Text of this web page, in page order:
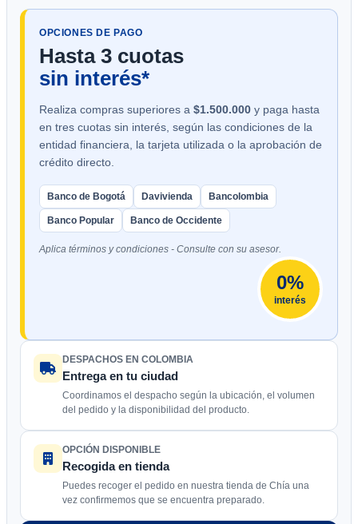
OPCIONES DE PAGO
Hasta 3 cuotas
sin interés*
Realiza compras superiores a $1.500.000 y paga hasta
en tres cuotas sin interés, según las condiciones de la
entidad financiera, la tarjeta utilizada o la aprobación de
crédito directo.
Banco de Bogotá Davivienda Bancolombia
Banco Popular Banco de Occidente
Aplica términos y condiciones - Consulte con su asesor.
0%
interés
DESPACHOS EN COLOMBIA
Entrega en tu ciudad
Coordinamos el despacho según la ubicación, el volumen
del pedido y la disponibilidad del producto.
OPCIÓN DISPONIBLE
Recogida en tienda
Puedes recoger el pedido en nuestra tienda de Chía una
vez confirmemos que se encuentra preparado.